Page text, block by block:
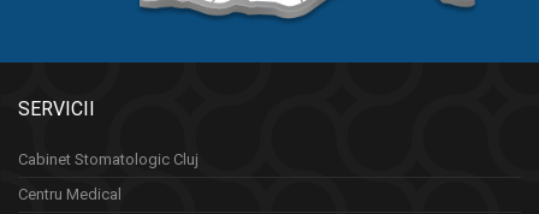
SERVICII
Cabinet Stomatologic Cluj
Centru Medical